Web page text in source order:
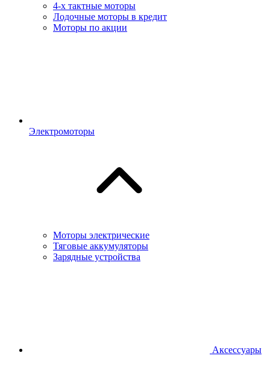
4-х тактные моторы
Лодочные моторы в кредит
Моторы по акции
Электромоторы
Моторы электрические
Тяговые аккумуляторы
Зарядные устройства
Аксессуары